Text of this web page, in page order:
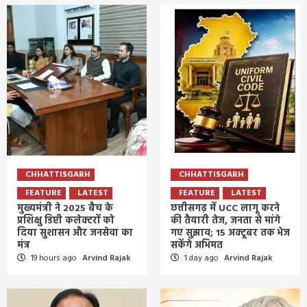
CHHATTISGARH
FEATURE
LATEST
मुख्यमंत्री ने 2025 बैच के
प्रशिक्षु डिप्टी कलेक्टरों को
दिया सुशासन और जनसेवा का
मंत्र
19 hours ago Arvind Rajak
CHHATTISGARH
FEATURE
LATEST
छत्तीसगढ़ में UCC लागू करने
की तैयारी तेज, जनता से मांगे
गए सुझाव; 15 अक्टूबर तक भेज
सकेंगे अभिमत
1 day ago Arvind Rajak